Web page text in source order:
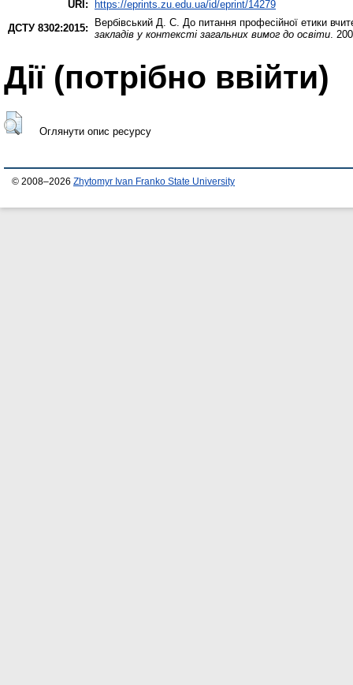
URI: https://eprints.zu.edu.ua/id/eprint/14279
ДСТУ 8302:2015:
Вербівський Д. С. До питання професійної етики
закладів у контексті загальних вимог до освіти .
Дії ​​(потрібно ввійти)
Оглянути опис ресурсу
© 2008–2026 Zhytomyr Ivan Franko State University